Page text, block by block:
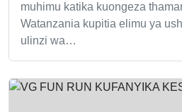
muhimu katika kuongeza
Watanzania kupitia elimu ya
ulinzi wa…